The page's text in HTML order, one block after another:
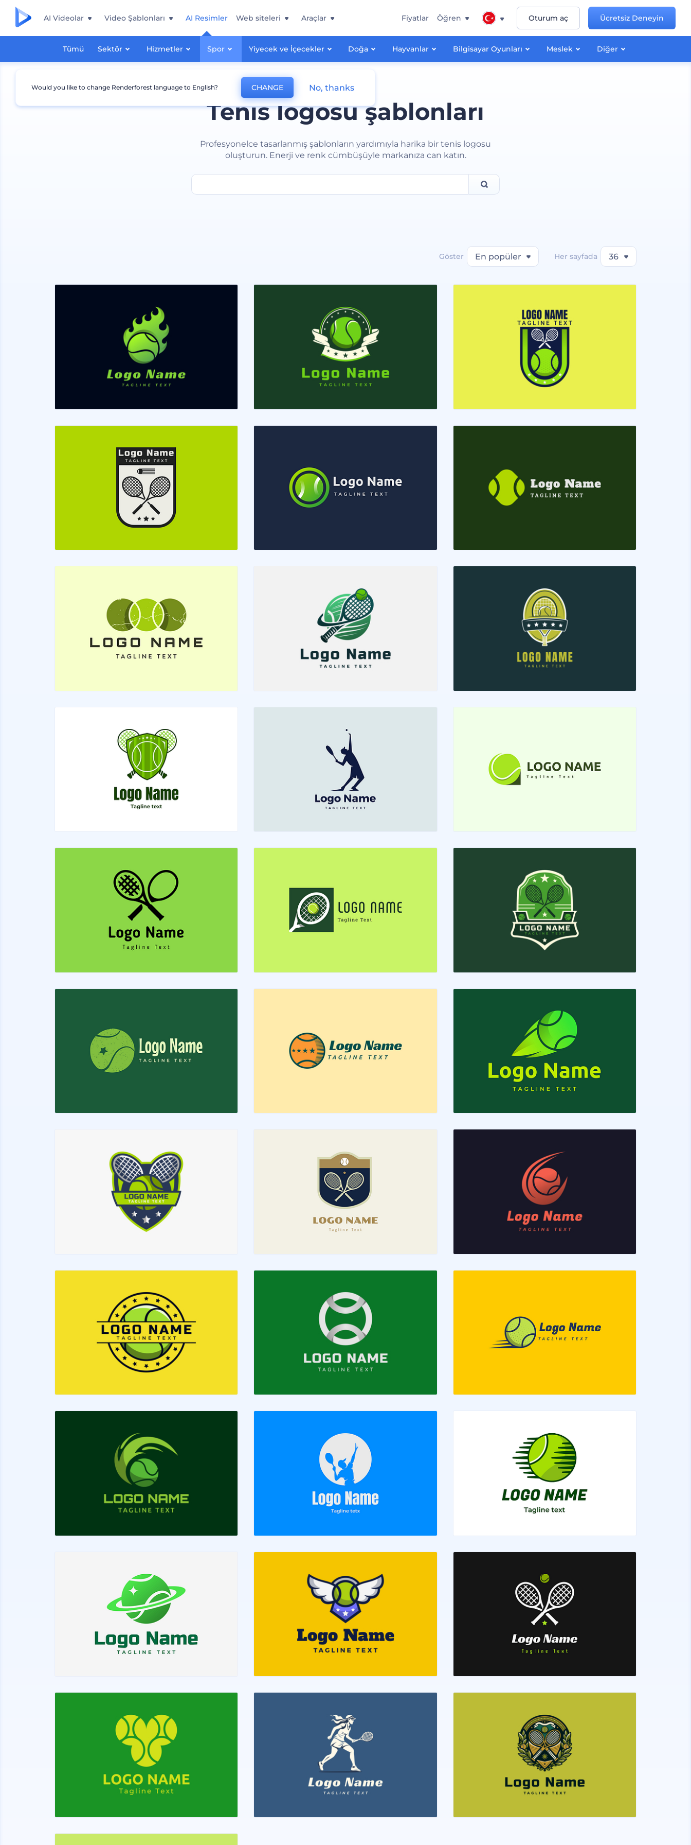
AI Videolar Video Şablonları AI Resimler
Tümü Sektör Hizmetler Spor Yiyecek ve İçecekler Doğa Hayvanlar Bilgisayar Oyunları Meslek Diğer
Web siteleri Araçlar Fiyatlar Öğren Oturum aç Ücretsiz Deneyin
Tenis logosu şablonları
Profesyonelce tasarlanmış şablonların yardımıyla harika bir tenis logosu
oluşturun. Enerji ve renk cümbüşüyle markanıza can katın.
Göster En popüler Her sayfada 36
Would you like to change Renderforest language to English? CHANGE No, thanks